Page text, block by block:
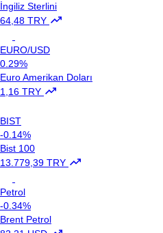
İngiliz Sterlini
64,48 TRY
EURO/USD
0.29%
Euro Amerikan Doları
1,16 TRY
BIST
-0.14%
Bist 100
13.779,39 TRY
Petrol
-0.34%
Brent Petrol